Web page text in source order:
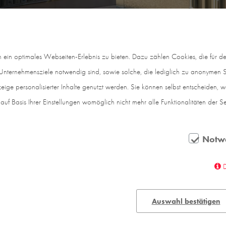
ist ein Prachtstück aus der Kaiserzeit – in
Sein Kompositionsprinzip ist, bedingt durch die
zu beiden Seiten des Altbaus enden
optimales Webseiten-Erlebnis zu bieten. Dazu zählen Cookies, die für
notwendig sind, sowie solche, die lediglich zu anonymen
personalisierter Inhalte genutzt werden. Sie können selbst entscheiden,
Basis Ihrer Einstellungen womöglich nicht mehr alle Funktionalitäten der
Auswahl bestätigen